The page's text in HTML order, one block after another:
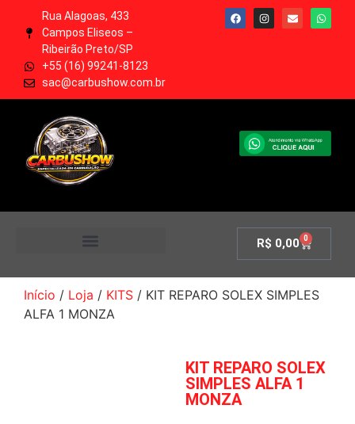
Rua Alagoas, 433
Campos Eliseos –
Ribeirão Preto/SP
+55 (16) 99241-8123
sac@carbushow.com.br
R$ 0,00 0
Início / Loja / KITS / KIT REPARO SOLEX SIMPLES
ALFA 1 MONZA
KIT REPARO SOLEX
SIMPLES ALFA 1
MONZA